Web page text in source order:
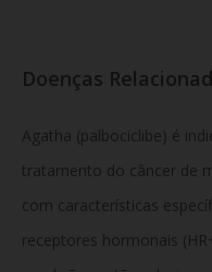
Doenças
Agatha (palbociclibe) é
tratamento do câncer de
com características
receptores hormonais